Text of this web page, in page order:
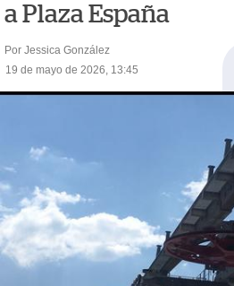
a Plaza España
Por Jessica González
19 de mayo de 2026, 13:45